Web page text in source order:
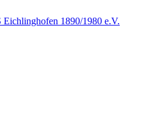
Eichlinghofen 1890/1980 e.V.